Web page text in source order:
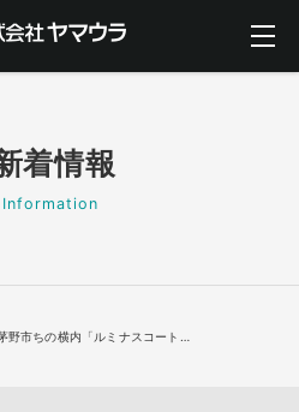
着情報
Information
野市ちの横内「ルミナスコート